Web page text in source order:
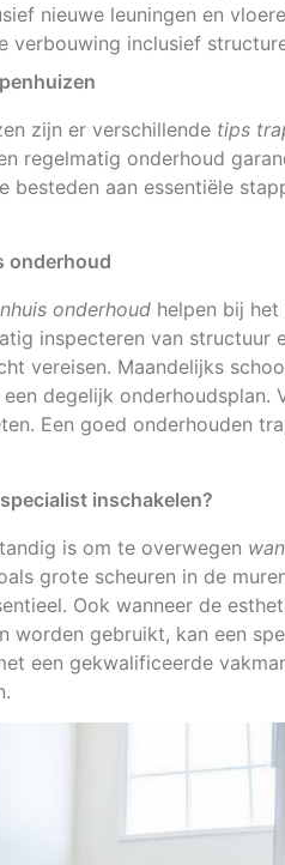
nieuwe leuningen en
verbouwing inclusief
zijn er verschillende tips
regelmatig onderhoud
besteden aan essentiële
onderhoud
onderhoud helpen bij
inspecteren van structuur
vereisen. Maandelijks
degelijk onderhoudsplan.
Een goed onderhouden
inschakelen?
is om te overwegen
grote scheuren in de
Ook wanneer de
worden gebruikt, kan een
een gekwalificeerde